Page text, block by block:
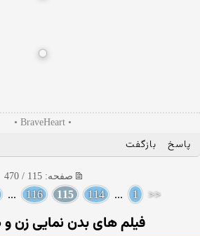
• BraveHeart •
پاسخ بازگفت
صفحه: 115 / 470
<<
1
...
114
115
116
...
فیلم های بدن نمایی زن و